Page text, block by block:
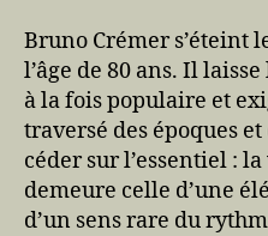
Bruno Crémer s’éteint
l’âge de 80 ans. Il
à la fois populaire et
traversé des époques
céder sur l’essentiel :
demeure celle d’une
d’un sens rare du